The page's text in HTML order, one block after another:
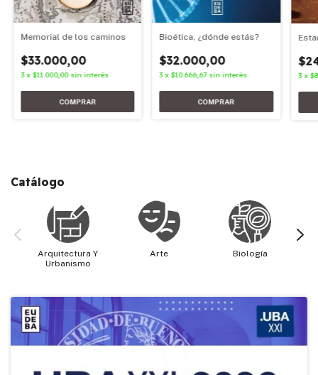
Memorial de los caminos
$33.000,00
3 x $11.000,00 sin interés
Bioética, ¿dónde estás?
$32.000,00
3 x$10.666,67 sin interés 3 x
Catálogo
Arquitectura Y
Urbanismo
Arte Biología